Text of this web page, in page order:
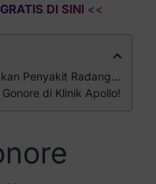
DI SINI <<
Radang Panggul?
di Klinik Apollo!